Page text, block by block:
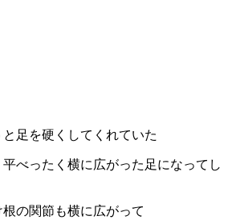
足を硬くしてくれていた
べったく横に広がった足になってし
の関節も横に広がって